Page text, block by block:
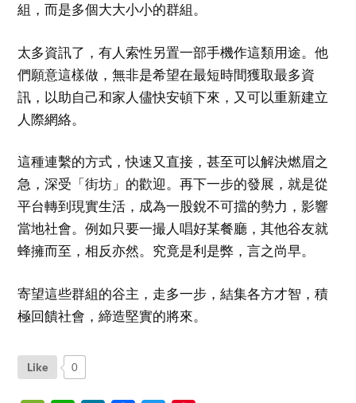
組，而是多個大大小小的群組。
太多資訊了，有人索性另置一部手機作這類用途。他
們願意這樣做，無非是希望在最短時間獲取最多資
訊，以助自己和家人儘快安頓下來，又可以重新建立
人際網絡。
這種連繫的方式，快速又直接，甚至可以解決燃眉之
急，深受「街坊」的歡迎。再下一步的發展，就是從
平台轉到現實生活，成為一股銳不可擋的勢力，影響
當地社會。例如只要一撮人唱好某餐廳，其他谷友就
蜂擁而至，相反亦然。究竟是利是弊，言之尚早。
寄望這些群組的谷主，走多一步，結集各方才智，積
極回饋社會，締造堅實的將來。
Like 0